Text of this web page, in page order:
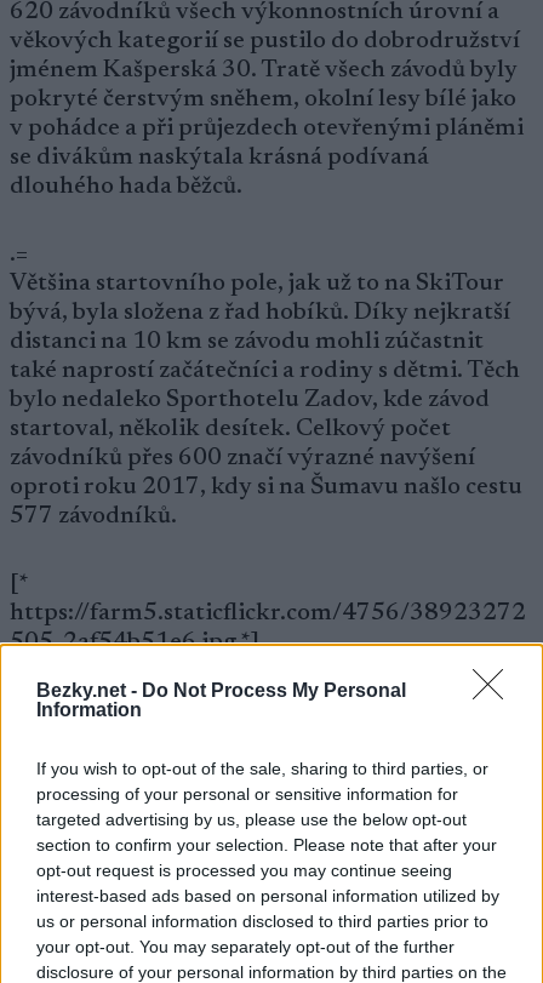
Bezky.net - Do Not Process My Personal
Information
If you wish to opt-out of the sale, sharing to third parties, or
processing of your personal or sensitive information for
targeted advertising by us, please use the below opt-out
section to confirm your selection. Please note that after your
opt-out request is processed you may continue seeing
interest-based ads based on personal information utilized by
us or personal information disclosed to third parties prior to
your opt-out. You may separately opt-out of the further
disclosure of your personal information by third parties on the
620 závodníků všech výkonnostních úrovní a
věkových kategorií se pustilo do dobrodružství
jménem Kašperská 30. Tratě všech závodů byly
pokryté čerstvým sněhem, okolní lesy bílé jako
v pohádce a při průjezdech otevřenými pláněmi
se divákům naskýtala krásná podívaná
dlouhého hada běžců.
.=
Většina startovního pole, jak už to na SkiTour
bývá, byla složena z řad hobíků. Díky nejkratší
distanci na 10 km se závodu mohli zúčastnit
také naprostí začátečníci a rodiny s dětmi. Těch
bylo nedaleko Sporthotelu Zadov, kde závod
startoval, několik desítek. Celkový počet
závodníků přes 600 značí výrazné navýšení
oproti roku 2017, kdy si na Šumavu našlo cestu
577 závodníků.
[*
https://farm5.staticflickr.com/4756/38923272
505_2af54b51e6.jpg *]
Daniel Máka, který vyhrál jak v sobotu třicítku
volně, tak v neděli klasicky. Mezi dámami se
vítězky vystřídaly, v sobotu uspěla Anna-Marie
Hejná, v neděli pak Anna Adamová Kožíšková.
V neděli se jela také již zmiňovaná desítka. V ní
uspěl Ondra Mánek s Adélou Novákovou.